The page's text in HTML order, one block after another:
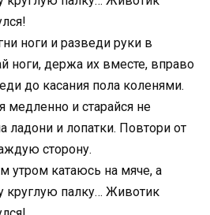
ноги и разведи руки в
ноги, держа их вместе, вправо
до касания пола коленями.
и старайся не
ладони и лопатки. Повтори от
сторону.